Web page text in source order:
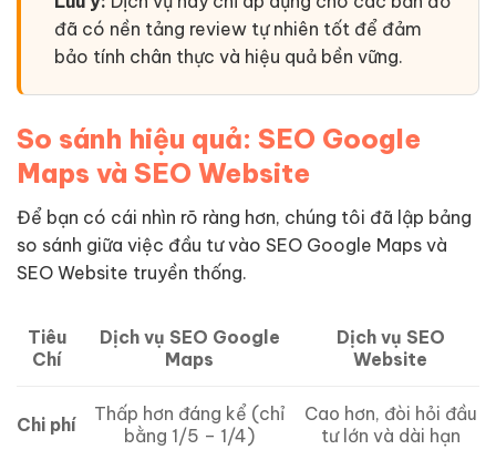
đã có nền tảng review tự nhiên tốt để đảm
bảo tính chân thực và hiệu quả bền vững.
So sánh hiệu quả: SEO Google
Maps và SEO Website
Để bạn có cái nhìn rõ ràng hơn, chúng tôi đã lập bảng
so sánh giữa việc đầu tư vào SEO Google Maps và
SEO Website truyền thống.
Tiêu
Chí
Dịch vụ SEO Google
Maps
Dịch vụ SEO
Website
Chi phí
Thấp hơn đáng kể (chỉ
bằng 1/5 – 1/4)
Cao hơn, đòi hỏi đầu
tư lớn và dài hạn